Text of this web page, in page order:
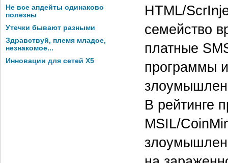
Не все апдейты одинаково
полезны
Утечки бывают разными
Здравствуй, племя младое,
незнакомое...
Инновации для сетей X5
HTML/
семейство
платные
программы
В рейтинге
MSIL/